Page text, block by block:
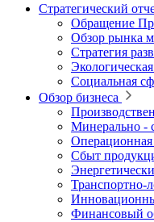
Стратегический
Обращение
Обзор рынка
Стратегия
Социальная
Обзор бизнеса
Минерально ‑
Операционная
Сбыт
Транспортно-
Финансовый